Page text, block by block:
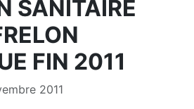
SANITAIRE
FIN 2011
2011